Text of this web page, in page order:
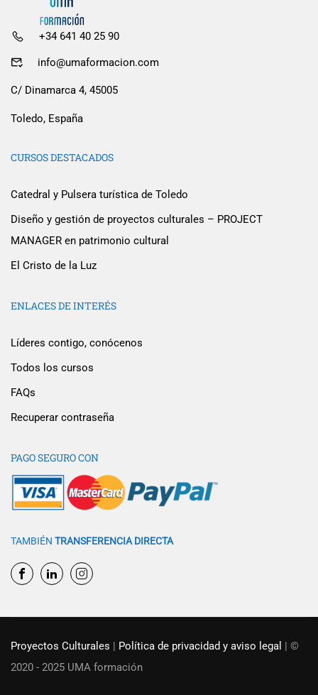
+34 641 40 25 90
info@umaformacion.com
C/ Dinamarca 4, 45005
Toledo, España
CURSOS DESTACADOS
Catedral y Pulsera turística de Toledo
Diseño y gestión de proyectos culturales – PROJECT
MANAGER en patrimonio cultural
El Cristo de la Luz
ENLACES DE INTERÉS
Líderes contigo, conócenos
Todos los cursos
FAQs
Recuperar contraseña
PAGO SEGURO CON
TAMBIÉN TRANSFERENCIA DIRECTA
Proyectos Culturales | Política de privacidad y aviso legal | ©
2020 - 2025 UMA formación